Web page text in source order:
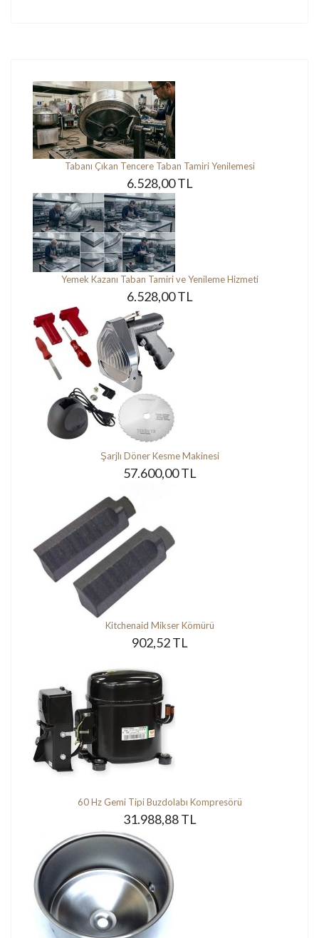
Tabanı Çıkan Tencere Taban Tamiri Yenilemesi
6.528,00 TL
Yemek Kazanı Taban Tamiri ve Yenileme Hizmeti
6.528,00 TL
Şarjlı Döner Kesme Makinesi
57.600,00 TL
Kitchenaid Mikser Kömürü
902,52 TL
60 Hz Gemi Tipi Buzdolabı Kompresörü
31.988,88 TL